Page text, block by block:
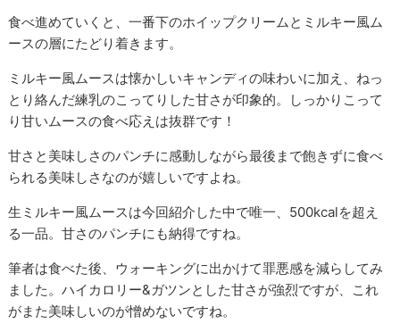
食べ進めていくと、一番下のホイップクリームとミルキー風ム
ースの層にたどり着きます。
ミルキー風ムースは懐かしいキャンディの味わいに加え、ねっ
とり絡んだ練乳のこってりした甘さが印象的。しっかりこって
り甘いムースの食べ応えは抜群です！
甘さと美味しさのパンチに感動しながら最後まで飽きずに食べ
られる美味しさなのが嬉しいですよね。
生ミルキー風ムースは今回紹介した中で唯一、500kcalを超え
る一品。甘さのパンチにも納得ですね。
筆者は食べた後、ウォーキングに出かけて罪悪感を減らしてみ
ました。ハイカロリー&ガツンとした甘さが強烈ですが、これ
がまた美味しいのが憎めないですね。